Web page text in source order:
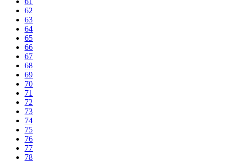
62
63
64
65
66
67
68
69
70
71
72
73
74
75
76
77
78